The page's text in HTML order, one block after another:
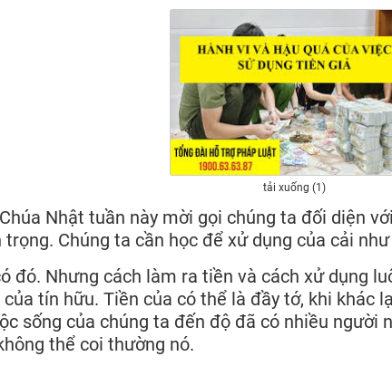
tải xuống (1)
Nhật tuần này mời gọi chúng ta đối diện
trọng. Chúng ta cần học để xử dụng của cải
đó. Nhưng cách làm ra tiền và cách xử dụng
tín hữu. Tiền của có thể là đầy tớ, khi khác
sống của chúng ta đến độ đã có nhiều người
thể coi thường nó.